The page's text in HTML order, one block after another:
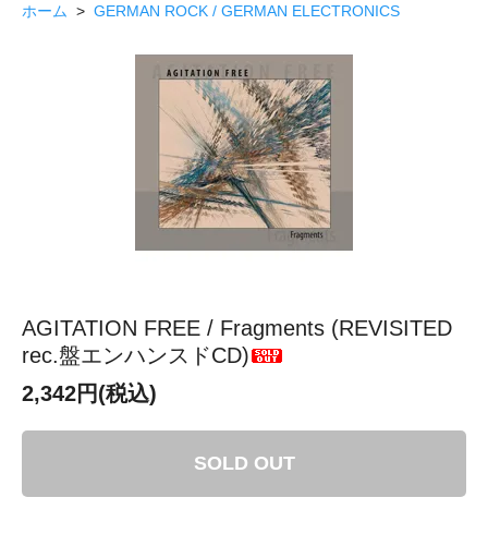
ホーム > GERMAN ROCK / GERMAN ELECTRONICS
AGITATION FREE / Fragments (REVISITED
rec.盤エンハンスドCD)
2,342円(税込)
SOLD OUT